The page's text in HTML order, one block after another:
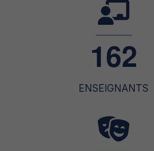
162
ENSEIGNANTS